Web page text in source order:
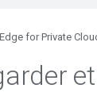
Edge for Private